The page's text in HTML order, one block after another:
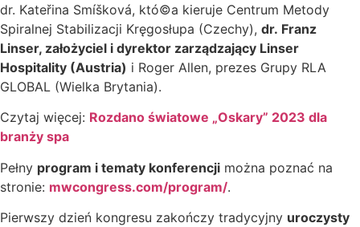
dr. Kateřina Smíšková, któ©a kieruje Centrum Metody
Spiralnej Stabilizacji Kręgosłupa (Czechy), dr. Franz
Linser, założyciel i dyrektor zarządzający Linser
Hospitality (Austria) i Roger Allen, prezes Grupy RLA
GLOBAL (Wielka Brytania).
Czytaj więcej: Rozdano światowe „Oskary” 2023 dla
branży spa
Pełny program i tematy konferencji można poznać na
stronie: mwcongress.com/program/.
Pierwszy dzień kongresu zakończy tradycyjny uroczysty